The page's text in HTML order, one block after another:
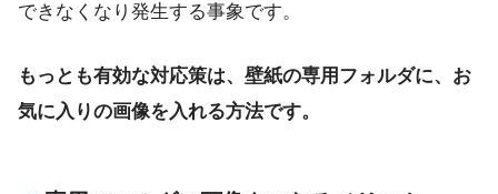
できなくなり発生する事象です。
もっとも有効な対応策は、壁紙の専用フォルダに、お
気に入りの画像を入れる方法です。